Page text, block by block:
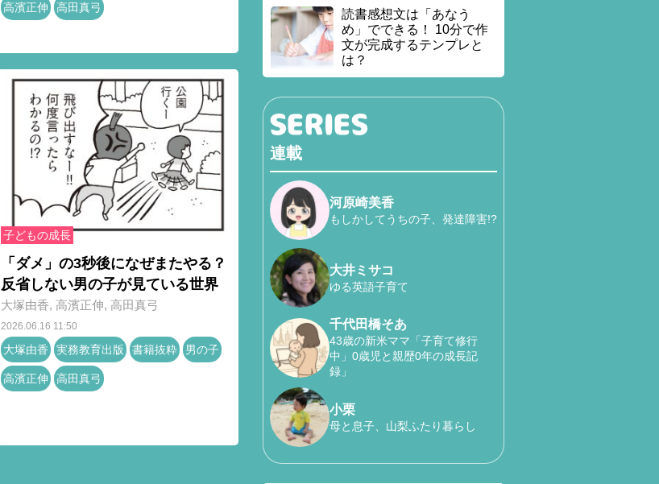
高濱正伸 高田真弓
子どもの成長
「ダメ」の3秒後になぜまたやる？
反省しない男の子が見ている世界
大塚由香, 高濱正伸, 高田真弓
2026.06.16 11:50
大塚由香 実務教育出版 書籍抜粋 男の子
高濱正伸 高田真弓
読書感想文は「あなう
め」でできる！ 10分で作
文が完成するテンプレと
は？
連載
河原崎美香
もしかしてうちの子、発達障害!?
大井ミサコ
ゆる英語子育て
千代田橋そあ
43歳の新米ママ「子育て修行
中」0歳児と親歴0年の成長記
録」
小栗
母と息子、山梨ふたり暮らし